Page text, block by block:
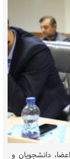
دانشجویان و